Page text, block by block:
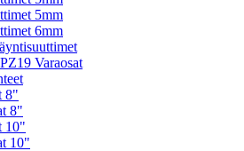
5mm
6mm
Varaosat
8"
8"
10"
10"